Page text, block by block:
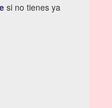
si no tienes ya